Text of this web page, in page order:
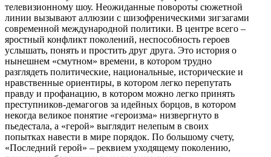
телевизионному шоу. Неожиданные повороты сюжетной
линии вызывают аллюзии с шизофреническими зигзагами
современной международной политики. В центре всего –
яростный конфликт поколений, неспособность героев
услышать, понять и простить друг друга. Это история о
нынешнем «смутном» времени, в котором трудно
разглядеть политические, национальные, исторические и
нравственные ориентиры, в котором легко перепутать
правду и профанацию, в котором можно легко принять
преступников-демагогов за идейных борцов, в котором
некогда великое понятие «героизма» низвергнуто в
пьедестала, а «герой» выглядит нелепым в своих
попытках навести в мире порядок. По большому счету,
«Последний герой» – реквием уходящему поколению,